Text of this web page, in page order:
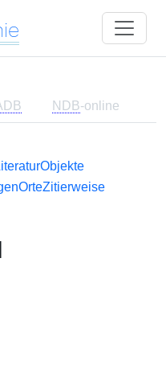
NDB-online
Objekte
OrteZitierweise